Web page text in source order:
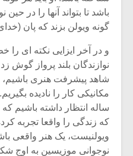
باشد تا بتواند آنها را در حین
گونه ویولن بزند که پان
و در آخر ایزایی نکته ای را
نوازندگان بلند پرواز گوش
شاهد پیشرفت هنری باشیم،
مکانیکی کار را نادیده
ساله انتظار داشته باشیم
که زندگی را واقعا تجربه
ویولنیست، یک هنر واقعی
نوجوانی موزیسین به اوج